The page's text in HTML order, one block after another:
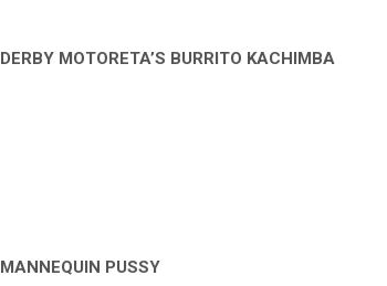
DERBY MOTORETA’S BURRITO KACHIMBA
MANNEQUIN PUSSY